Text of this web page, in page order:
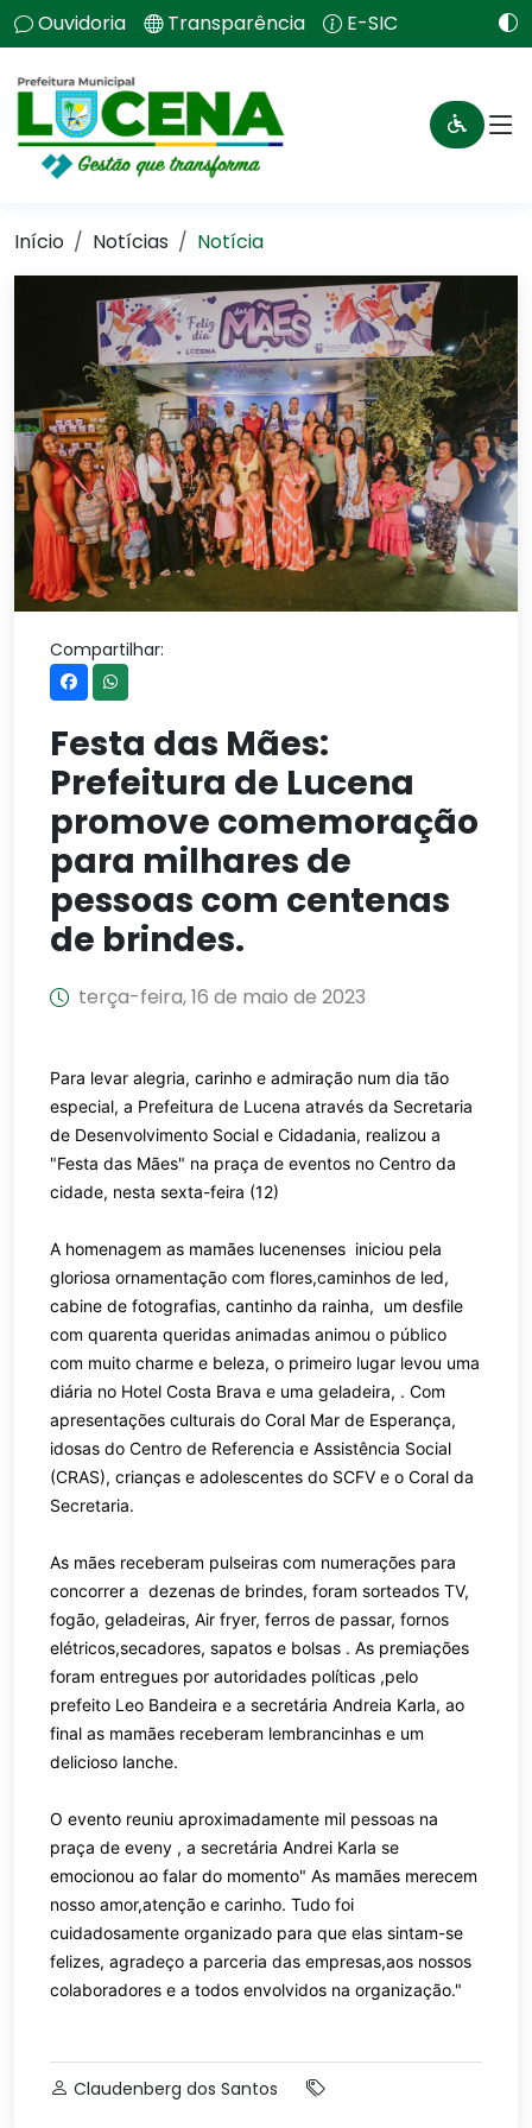
Ouvidoria Transparência E-SIC
Início Notícias Notícia
Compartilhar:
Festa das Mães:
Prefeitura de Lucena
promove comemoração
para milhares de
pessoas com centenas
de brindes.
terça-feira, 16 de maio de 2023
Para levar alegria, carinho e admiração num dia tão
especial, a Prefeitura de Lucena através da Secretaria
de Desenvolvimento Social e Cidadania, realizou a
"Festa das Mães" na praça de eventos no Centro da
cidade, nesta sexta-feira (12)
A homenagem as mamães lucenenses iniciou pela
gloriosa ornamentação com flores,caminhos de led,
cabine de fotografias, cantinho da rainha, um desfile
com quarenta queridas animadas animou o público
com muito charme e beleza, o primeiro lugar levou uma
diária no Hotel Costa Brava e uma geladeira, . Com
apresentações culturais do Coral Mar de Esperança,
idosas do Centro de Referencia e Assistência Social
(CRAS), crianças e adolescentes do SCFV e o Coral da
Secretaria.
As mães receberam pulseiras com numerações para
concorrer a dezenas de brindes, foram sorteados TV,
fogão, geladeiras, Air fryer, ferros de passar, fornos
elétricos,secadores, sapatos e bolsas . As premiações
foram entregues por autoridades políticas ,pelo
prefeito Leo Bandeira e a secretária Andreia Karla, ao
final as mamães receberam lembrancinhas e um
delicioso lanche.
O evento reuniu aproximadamente mil pessoas na
praça de eveny , a secretária Andrei Karla se
emocionou ao falar do momento" As mamães merecem
nosso amor,atenção e carinho. Tudo foi
cuidadosamente organizado para que elas sintam-se
felizes, agradeço a parceria das empresas,aos nossos
colaboradores e a todos envolvidos na organização."
Claudenberg dos Santos